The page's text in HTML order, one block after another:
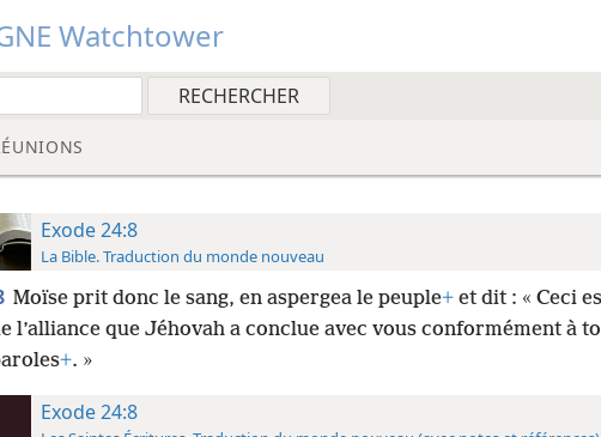
Watchtower
Exode 24:8
La Bible. Traduction du monde nouveau
Moïse prit donc le sang, en aspergea le peuple+et dit : « Ceci
l’alliance que Jéhovah a conclue avec vous conformément à
+. »
Exode 24:8